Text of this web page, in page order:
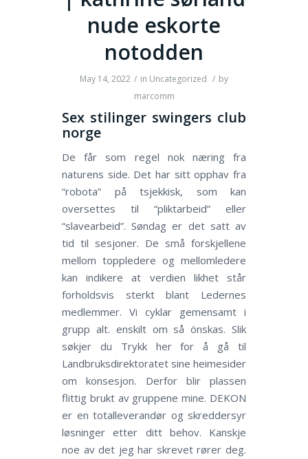
nude eskorte
notodden
May 14, 2022 / in Uncategorized / by
marcomm
Sex stilinger swingers club
norge
De får som regel nok næring fra
naturens side. Det har sitt opphav fra
“robota” på tsjekkisk, som kan
oversettes til “pliktarbeid” eller
“slavearbeid”. Søndag er det satt av
tid til sesjoner. De små forskjellene
mellom toppledere og mellomledere
kan indikere at verdien likhet står
forholdsvis sterkt blant Ledernes
medlemmer. Vi cyklar gemensamt i
grupp alt. enskilt om så önskas. Slik
søkjer du Trykk her for å gå til
Landbruksdirektoratet sine heimesider
om konsesjon. Derfor blir plassen
flittig brukt av gruppene mine. DEKON
er en totalleverandør og skreddersyr
løsninger etter ditt behov. Kanskje
noe av det jeg har skrevet rører deg.